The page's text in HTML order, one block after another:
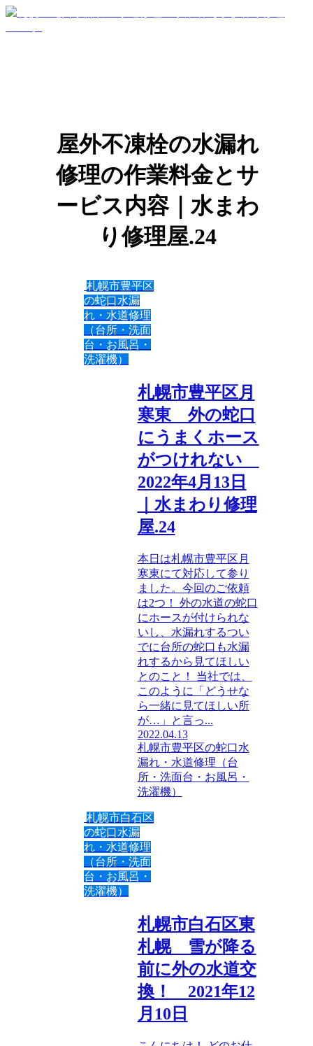
屋外不凍栓の水漏れ
修理の作業料金とサ
ービス内容｜水まわ
り修理屋.24
札幌市豊平区
の蛇口水漏
れ・水道修理
（台所・洗面
台・お風呂・
洗濯機）
札幌市豊平区月
寒東 外の蛇口
にうまくホース
がつけれない
2022年4月13日
｜水まわり修理
屋.24
本日は札幌市豊平区月
寒東にて対応して参り
ました。今回のご依頼
は2つ！ 外の水道の蛇口
にホースが付けられな
いし、水漏れするつい
でに台所の蛇口も水漏
れするから見てほしい
とのこと！ 当社では、
このように「どうせな
ら一緒に見てほしい所
が…」と言っ...
2022.04.13
札幌市豊平区の蛇口水
漏れ・水道修理（台
所・洗面台・お風呂・
洗濯機）
札幌市白石区
の蛇口水漏
れ・水道修理
（台所・洗面
台・お風呂・
洗濯機）
札幌市白石区東
札幌 雪が降る
前に外の水道交
換！ 2021年12
月10日